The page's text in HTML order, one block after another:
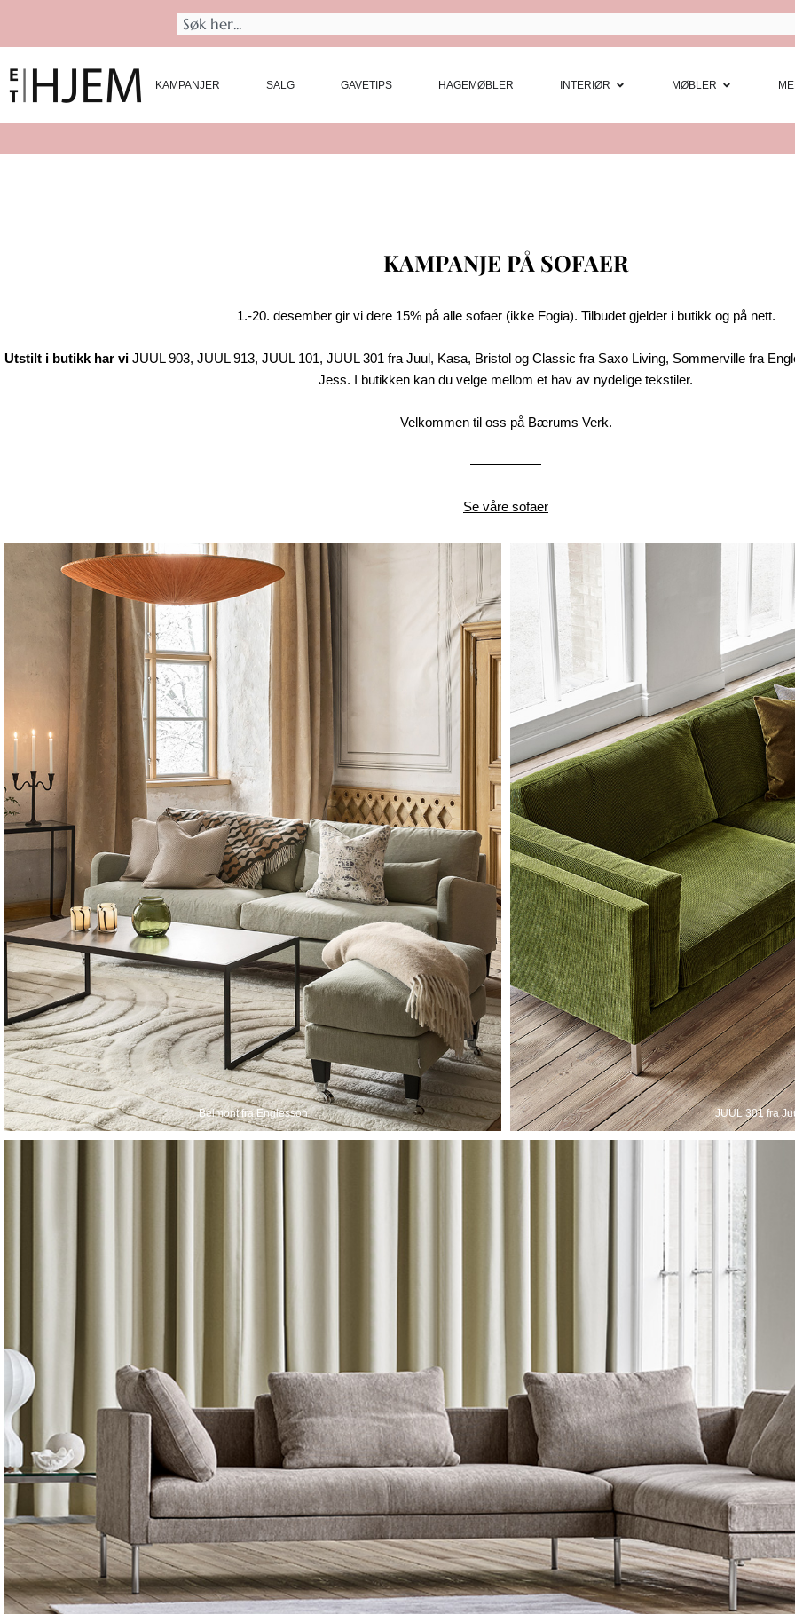
til
innholdet
Søk
KAMPANJER SALG GAVETIPS HAGEMØBLER INTERIØR Open
MØBLER
KAMPANJE PÅ SOFAER
1.-20. desember gir vi dere 15% på alle sofaer (ikke Fogia). Tilbudet gjelder i butikk og på nett.
Utstilt i butikk har vi JUUL 903, JUUL 913, JUUL 101, JUUL 301 fra Juul, Kasa, Bristol og Classic fra Saxo Living, Sommerville fra
Jess. I butikken kan du velge mellom et hav av nydelige tekstiler.
Velkommen til oss på Bærums Verk.
Se våre sofaer
Belmont fra Englesson JUUL 301 fra